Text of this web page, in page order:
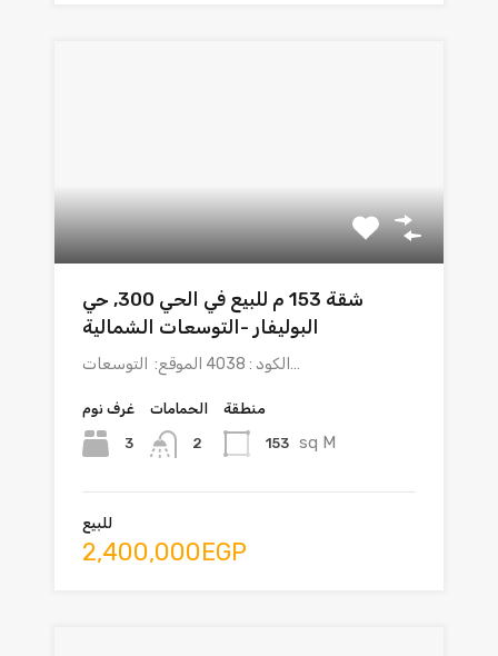
شقة 153 م للبيع في الحي 300, حي
البوليفار -التوسعات الشمالية
الكود : 4038 الموقع: التوسعات…
غرف نوم
3
الحمامات
2
منطقة
153 sq M
للبيع
2,400,000EGP